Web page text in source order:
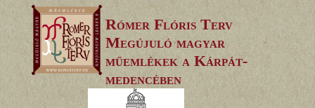
to
content
Rómer Flóris Terv
Megújuló magyar
műemlékek a Kárpát-
medencében